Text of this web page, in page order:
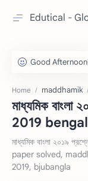
Edutical -
Home maddhamik
মাধ্যমিক
2019
মাধ্যমিক বাংলা ২০১৯
paper solved,
2019, bjubangla